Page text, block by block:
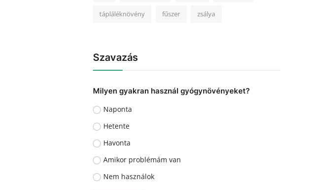
tápláléknövény fűszer zsálya
Szavazás
Milyen gyakran használ gyógynövényeket?
Naponta
Hetente
Havonta
Amikor problémám van
Nem használok